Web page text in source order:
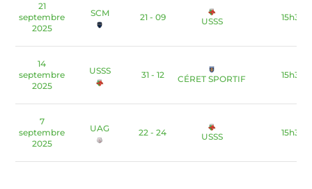
21
septembre
2025
SCM 21 - 09 USSS 15h30
14
septembre
2025
USSS 31 - 12 CÉRET SPORTIF 15h30
7
septembre
2025
UAG 22 - 24 USSS 15h30